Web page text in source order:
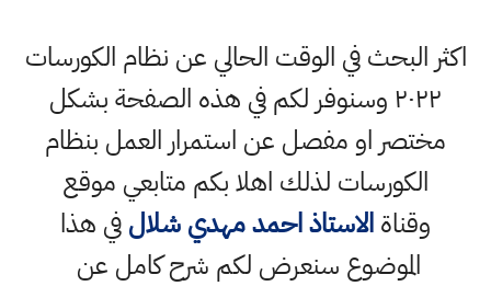
اكثر البحث في الوقت الحالي عن نظام الكورسات
٢٠٢٢ وسنوفر لكم في هذه الصفحة بشكل
مختصر او مفصل عن استمرار العمل بنظام
الكورسات لذلك اهلا بكم متابعي موقع
وقناةالاستاذ احمد مهدي شلالفي هذا
الموضوع سنعرض لكم شرح كامل عن